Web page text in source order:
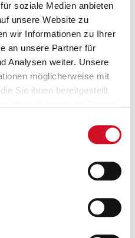
soziale Medien anbieten
unsere Website zu
wir Informationen zu Ihrer
an unsere Partner für
Analysen weiter. Unsere
möglicherweise mit
Sie ihnen bereitgestellt
and Payments
Austria
on oders over